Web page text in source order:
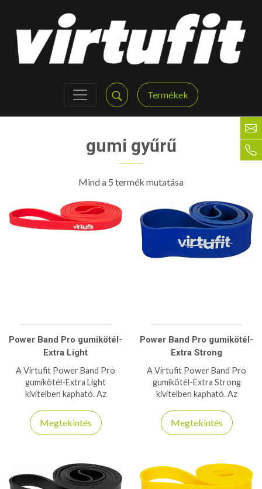
Termékek
gumi gyűrű
Mind a 5 termék mutatása
Power Band Pro gumikötél-
Extra Light
A Virtufit Power Band Pro
gumikötél-Extra Light
kivitelben kapható. Az
edzés szerves részét képezik.
Megtekintés
Power Band Pro gumikötél-
Extra Strong
A Virtufit Power Band Pro
gumikötél-Extra Strong
kivitelben kapható. Az
edzés szerves részét képezik.
Megtekintés